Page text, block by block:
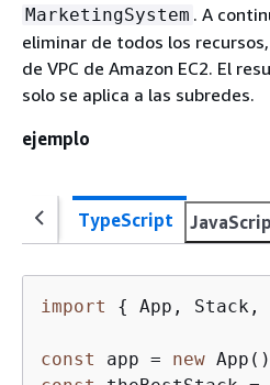
MarketingSystem . A
eliminar de todos los
de VPC de Amazon EC2. El
solo se aplica a las subredes.
ejemplo
TypeScript
import { App, Stack,
const app = new